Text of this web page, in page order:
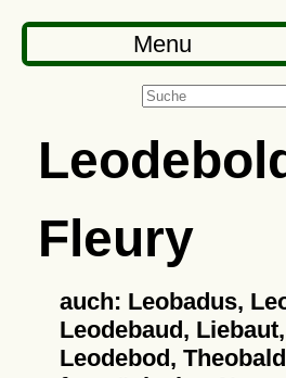
Menu
Fleury
auch: Leobadus,
Leodebaud,
Leodebod, Theobald